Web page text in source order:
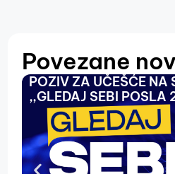
Povezane
POZIV ZA UČEŠĆE NA
,,GLEDAJ SEBI POSLA